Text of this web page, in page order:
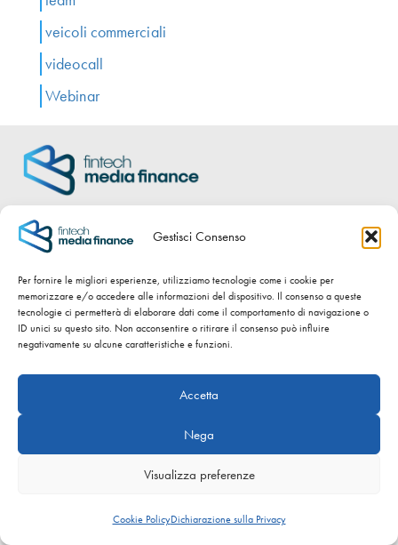
Gestisci Consenso
Per fornire le migliori esperienze, utilizziamo tecnologie come i cookie per
memorizzare e/o accedere alle informazioni del dispositivo. Il consenso a queste
tecnologie ci permetterà di elaborare dati come il comportamento di navigazione o
ID unici su questo sito. Non acconsentire o ritirare il consenso può influire
negativamente su alcune caratteristiche e funzioni.
Accetta
Nega
Visualizza preferenze
Cookie PolicyDichiarazione sulla Privacy
veicoli commerciali
videocall
Webinar
FINTECH
MEDIAZIONE CREDITIZIA
Via F. Lippi 11, 25134 Brescia (BS)
info@fmediafinance.it
Chi siamo